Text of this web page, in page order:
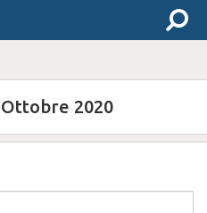
2020